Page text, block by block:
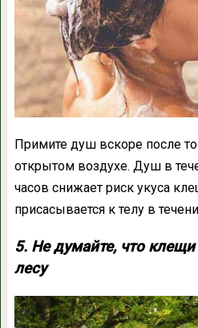
Примите душ вскоре после
открытом воздухе. Душ в
часов снижает риск укуса
присасывается к телу в
5. Не думайте, что клещи
лесу